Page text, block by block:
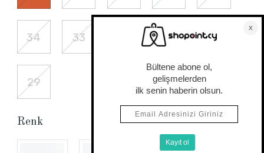
34 33 31 30
29
Renk